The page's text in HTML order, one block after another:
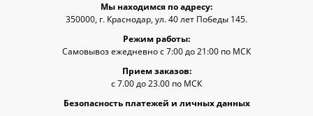
Мы находимся по адресу:
350000, г. Краснодар, ул. 40 лет Победы 145.
Режим работы:
Самовывоз ежедневно с 7:00 до 21:00 по МСК
Прием заказов:
с 7.00 до 23.00 по МСК
Безопасность платежей и личных данных